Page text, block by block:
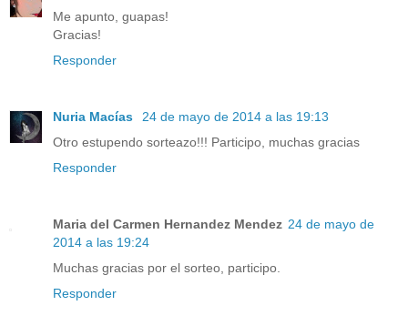
Me apunto, guapas!
Gracias!
Responder
Nuria Macías
24 de mayo de 2014 a las 19:13
Otro estupendo sorteazo!!! Participo, muchas gracias
Responder
Maria del Carmen Hernandez Mendez 24 de mayo de
2014 a las 19:24
Muchas gracias por el sorteo, participo.
Responder